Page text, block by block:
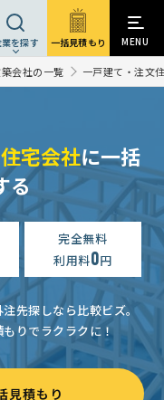
を探す 一括見積もり MENU
会社の一覧 一戸建て・注文
宅会社に一括
る
完全無料
利用料0円
先探しなら比較ビズ。
りでラクラクに！
見積もり